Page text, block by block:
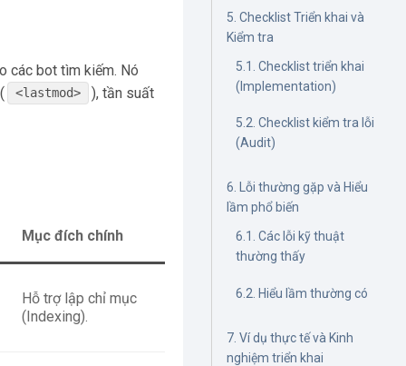
các bot tìm kiếm. Nó
<lastmod>
), tần suất
Mục đích chính
Hỗ trợ lập chỉ mục
(Indexing).
5. Checklist Triển khai và
Kiểm tra
5.1. Checklist triển khai
(Implementation)
5.2. Checklist kiểm tra lỗi
(Audit)
6. Lỗi thường gặp và Hiểu
lầm phổ biến
6.1. Các lỗi kỹ thuật
thường thấy
6.2. Hiểu lầm thường có
7. Ví dụ thực tế và Kinh
nghiệm triển khai